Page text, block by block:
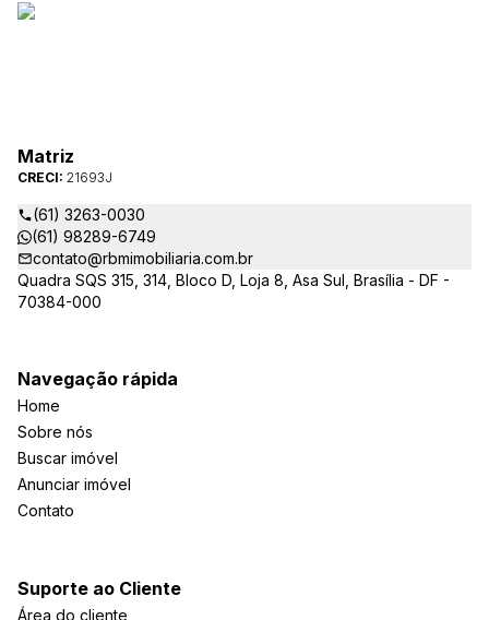
Matriz
CRECI: 21693J
(61) 3263-0030
(61) 98289-6749
contato@rbmimobiliaria.com.br
Quadra SQS 315, 314, Bloco D, Loja 8, Asa Sul, Brasília - DF -
70384-000
Navegação rápida
Home
Sobre nós
Buscar imóvel
Anunciar imóvel
Contato
Suporte ao Cliente
Área do cliente